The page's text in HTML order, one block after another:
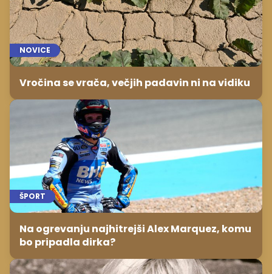
NOVICE
Vročina se vrača, večjih padavin ni na vidiku
ŠPORT
Na ogrevanju najhitrejši Alex Marquez, komu
bo pripadla dirka?